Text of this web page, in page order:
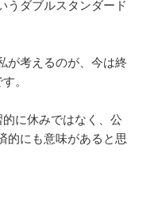
うダブルスタンダード
が考えるのが、今は終
。
に休みではなく、公
的にも意味があると思